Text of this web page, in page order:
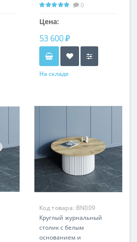
0
Цена:
53 600 ₽
На складе
Код товара: BN009
Круглый журнальный
столик с белым
основанием и